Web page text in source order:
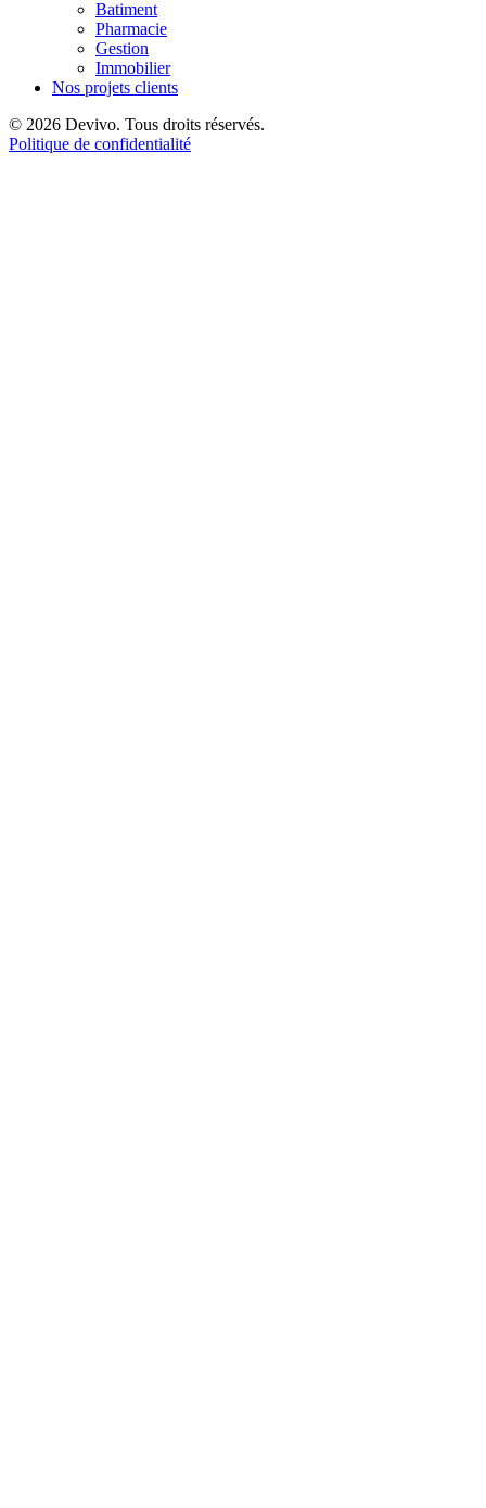
Batiment
Pharmacie
Gestion
Immobilier
Nos projets clients
© 2026 Devivo. Tous droits réservés.
Politique de confidentialité